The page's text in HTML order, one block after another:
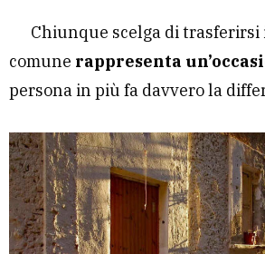
Chiunque scelga di trasferirsi
comune rappresenta
persona in più fa davvero la